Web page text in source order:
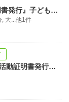
『日程自由、天王寺 他、活動証明書発行』子ども食堂の街頭募金活動！
, 大...他1件
第３３回甲子園浜クリーン活動（活動証明書発行可・西宮市）